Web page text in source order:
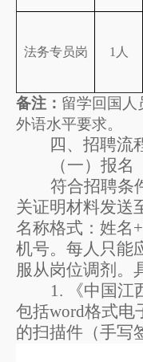
法务专员岗 1 人
备注： 留学回国人
外语水平要求。
四、招聘流
（一） 报名
符合招聘条
关证明材料发送
名称格式：姓名+
机号。每人只能
服从岗位调剂。
1.
《中国
包括word格式电
的扫描件 （手写